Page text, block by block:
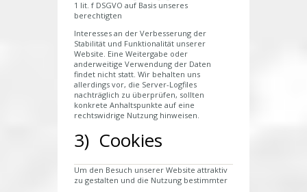
1 lit. f DSGVO auf Basis unseres
berechtigten
Interesses an der Verbesserung der
Stabilität und Funktionalität unserer
Website. Eine Weitergabe oder
anderweitige Verwendung der Daten
findet nicht statt. Wir behalten uns
allerdings vor, die Server-Logfiles
nachträglich zu überprüfen, sollten
konkrete Anhaltspunkte auf eine
rechtswidrige Nutzung hinweisen.
3) Cookies
Um den Besuch unserer Website attraktiv
zu gestalten und die Nutzung bestimmter